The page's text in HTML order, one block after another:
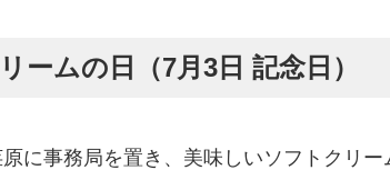
ームの日（7月3日 記念日）
に事務局を置き、美味しいソフトクリ